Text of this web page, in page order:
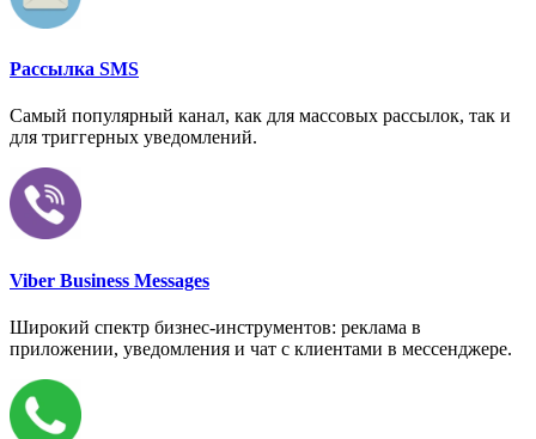
Рассылка SMS
Самый популярный канал, как для массовых рассылок, так и
для триггерных уведомлений.
Viber Business Messages
Широкий спектр бизнес-инструментов: реклама в
приложении, уведомления и чат с клиентами в мессенджере.